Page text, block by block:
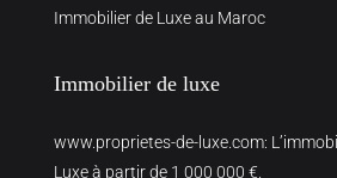
Immobilier de Luxe au Maroc
Immobilier de luxe
www.proprietes-de-luxe.com:
Luxe à partir de 1 000 000 €.